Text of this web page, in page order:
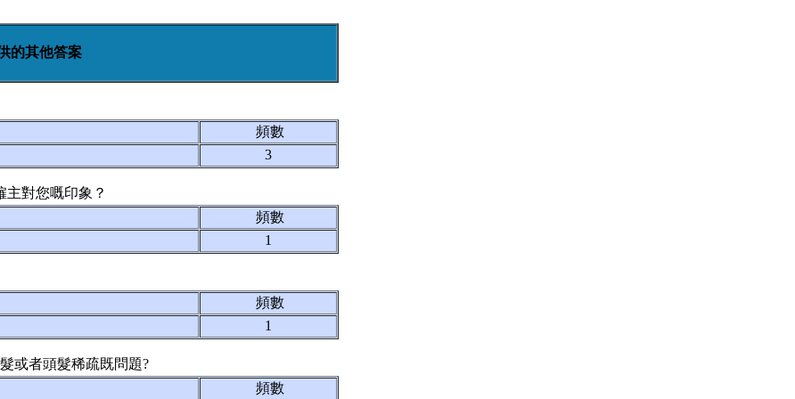
的其他答案
頻數
3
主對您嘅印象？
頻數
1
頻數
1
或者頭髮稀疏既問題?
頻數